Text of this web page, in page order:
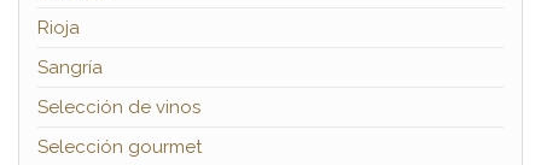
Rioja
Sangría
Selección de vinos
Selección gourmet